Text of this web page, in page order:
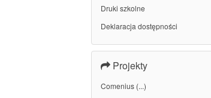
Druki szkolne
Deklaracja dostępności
Projekty
Comenius (...)